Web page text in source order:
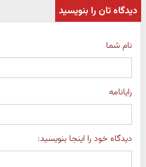
دیدگاه تان را بنویسید
نام شما
رایانامه
دیدگاه خود را اینجا بنویسید: